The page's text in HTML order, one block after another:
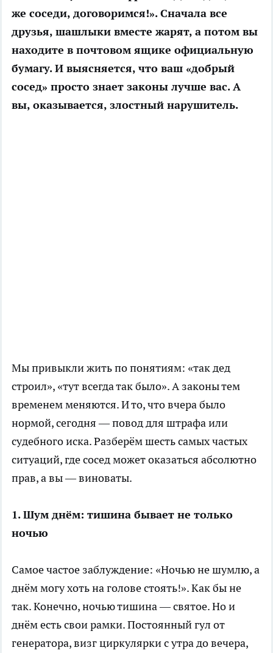
же соседи, договоримся!». Сначала все
друзья, шашлыки вместе жарят, а потом вы
находите в почтовом ящике официальную
бумагу. И выясняется, что ваш «добрый
сосед» просто знает законы лучше вас. А
вы, оказывается, злостный нарушитель.
Мы привыкли жить по понятиям: «так дед
строил», «тут всегда так было». А законы тем
временем меняются. И то, что вчера было
нормой, сегодня — повод для штрафа или
судебного иска. Разберём шесть самых частых
ситуаций, где сосед может оказаться абсолютно
прав, а вы — виноваты.
1. Шум днём: тишина бывает не только
ночью
Самое частое заблуждение: «Ночью не шумлю, а
днём могу хоть на голове стоять!». Как бы не
так. Конечно, ночью тишина — святое. Но и
днём есть свои рамки. Постоянный гул от
генератора, визг циркулярки с утра до вечера,